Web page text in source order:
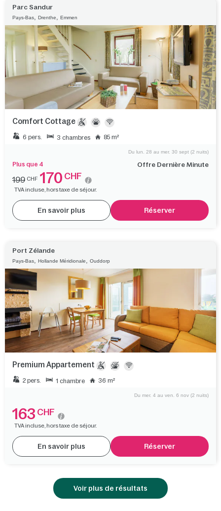
Parc Sandur
Pays-Bas Drenthe Emmen
Comfort Cottage
6 pers. 3 chambres 85 m²
Plus que 4 Offre Dernière Minute
Du lun. 28 au mer. 30 sept (2 nuits)
199 CHF 170 CHF
TVA incluse, hors taxe de séjour.
En savoir plus Réserver
Port Zélande
Pays-Bas Hollande Méridionale Ouddorp
Premium Appartement
2 pers. 1 chambre 36 m²
Du mer. 4 au ven. 6 nov (2 nuits)
163 CHF
TVA incluse, hors taxe de séjour.
En savoir plus Réserver
Voir plus de résultats